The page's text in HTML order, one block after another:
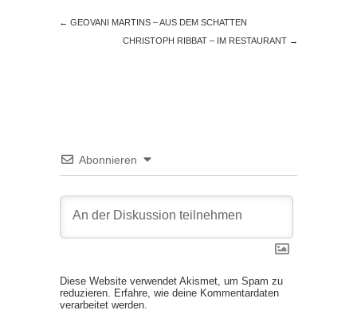
← GEOVANI MARTINS – AUS DEM SCHATTEN
CHRISTOPH RIBBAT – IM RESTAURANT →
Abonnieren
Diese Website verwendet Akismet, um Spam zu
reduzieren. Erfahre, wie deine Kommentardaten
verarbeitet werden.